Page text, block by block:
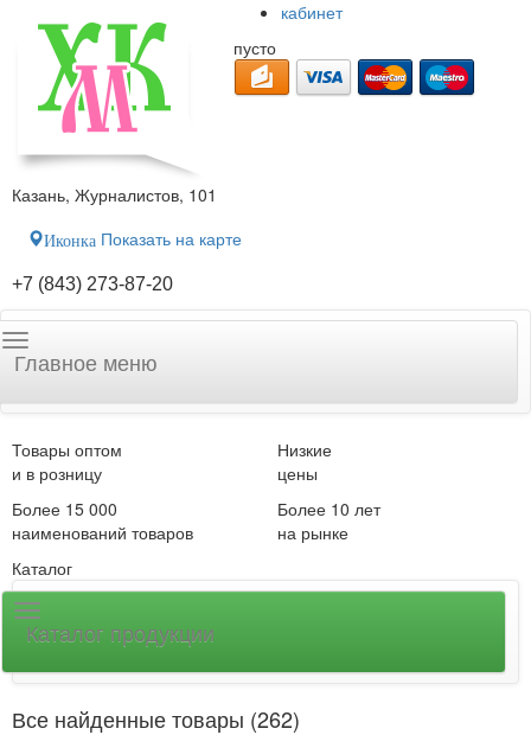
кабинет
пусто
Казань, Журналистов, 101
Иконка Показать на карте
+7 (843) 273-87-20
Главное меню
Товары оптом
и в розницу
Низкие
цены
Более 15 000
наименований товаров
Более 10 лет
на рынке
Каталог
Каталог продукции
Все найденные товары (262)